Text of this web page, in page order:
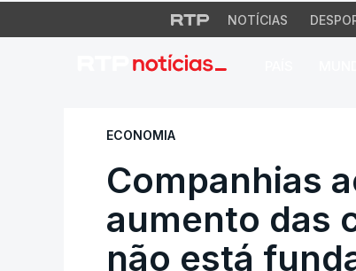
NOTÍCIAS
Companhias
ECONOMIA
Companhias
aumento das
não está